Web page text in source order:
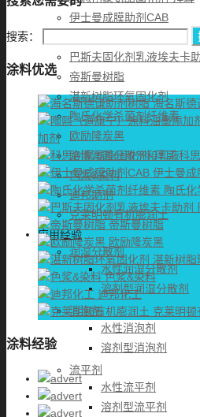
伊士曼成膜助剂CAB
巴斯夫固化剂乳液埃夫卡
帝斯曼树脂
湛新树脂环氧固化剂
陶氏化学杀菌剂纤维素
欧励隆炭黑
路博润超分散剂和乳液
色浆&染料
迪邦助剂
克莱明顿有机膨润土
应用经验
润湿分散剂
水性润湿分散剂
溶剂型润湿分散剂
消泡剂
水性消泡剂
溶剂型消泡剂
流平剂
水性流平剂
溶剂型流平剂
搜索：
涂料优选
海名斯德
加剂
科
伊士曼成
陶氏
帝斯曼树脂
欧励隆炭黑
湛新树脂
色浆&染料
迪邦化工
克莱明顿
涂料经验